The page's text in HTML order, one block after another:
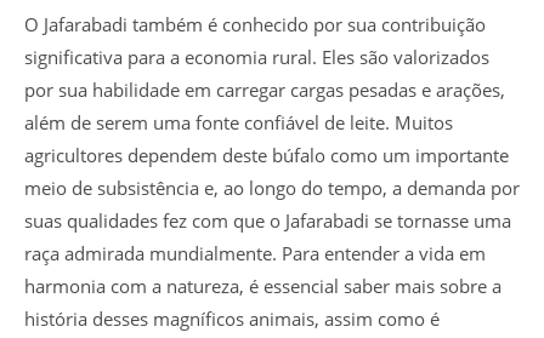
O Jafarabadi também é conhecido por sua contribuição
significativa para a economia rural. Eles são valorizados
por sua habilidade em carregar cargas pesadas e arações,
além de serem uma fonte confiável de leite. Muitos
agricultores dependem deste búfalo como um importante
meio de subsistência e, ao longo do tempo, a demanda por
suas qualidades fez com que o Jafarabadi se tornasse uma
raça admirada mundialmente. Para entender a vida em
harmonia com a natureza, é essencial saber mais sobre a
história desses magníficos animais, assim como é